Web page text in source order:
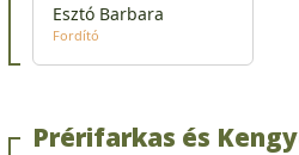
Esztó Barbara
Fordító
Prérifarkas és